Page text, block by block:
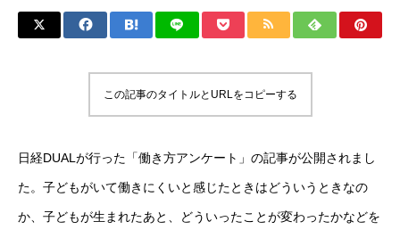
この記事のタイトルとURLをコピーする
日経DUALが行った「働き方アンケート」の記事が公開されまし
た。子どもがいて働きにくいと感じたときはどういうときなの
か、子どもが生まれたあと、どういったことが変わったかなどを